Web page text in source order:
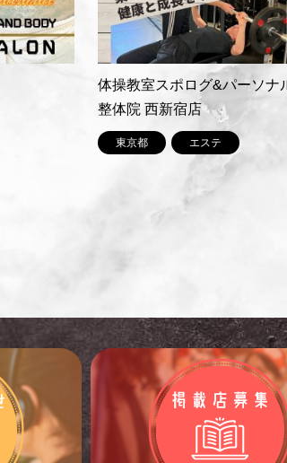
体操教室スポログ&パーソナ
整体院 西新宿店
東京都 エステ